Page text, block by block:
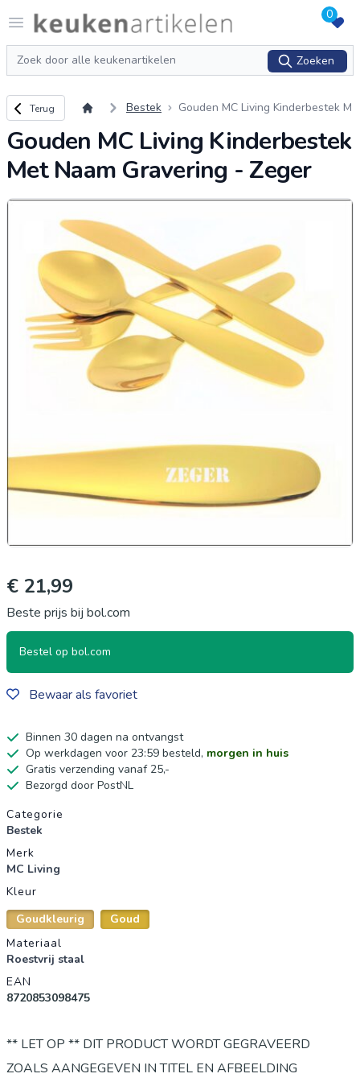
Open menu
Logo keukenartikelen.com 0
Zoeken
Zoeken
Terug naar overzicht
Terug Bestek
Gouden MC Living Kinderbestek M
Gouden MC Living Kinderbestek
Met Naam Gravering - Zeger
€ 21,99
Beste prijs bij bol.com
Bestel op bol.com
Bewaar als favoriet
Binnen 30 dagen na ontvangst
Op werkdagen voor 23:59 besteld, morgen in huis
Gratis verzending vanaf 25,-
Bezorgd door PostNL
Productgegevens
Categorie
Bestek
Merk
MC Living
Kleur
Goudkleurig
Goud
Materiaal
Roestvrij staal
EAN
8720853098475
** LET OP ** DIT PRODUCT WORDT GEGRAVEERD
ZOALS AANGEGEVEN IN TITEL EN AFBEELDING